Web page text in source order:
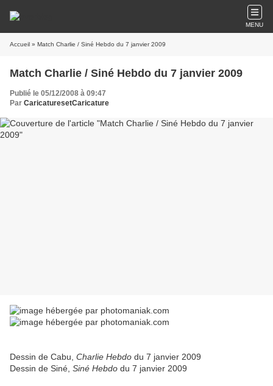
MENU
Accueil » Match Charlie / Siné Hebdo du 7 janvier 2009
Match Charlie / Siné Hebdo du 7 janvier 2009
Publié le 05/12/2008 à 09:47
Par CaricaturesetCaricature
Dessin de Cabu, Charlie Hebdo du 7 janvier 2009
Dessin de Siné, Siné Hebdo du 7 janvier 2009